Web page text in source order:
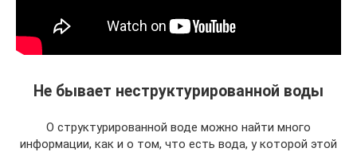
Не бывает неструктурированной воды
О структурированной воде можно найти много
информации, как и о том, что есть вода, у которой этой